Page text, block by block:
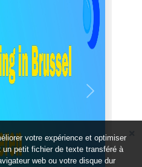
Suivant
votre expérience et optimiser
petit fichier de texte transféré à
web ou votre disque dur